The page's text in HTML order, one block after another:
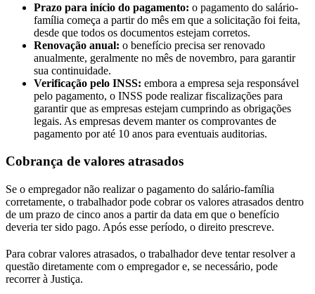
Prazo para início do pagamento: o pagamento do salário-
família começa a partir do mês em que a solicitação foi feita,
desde que todos os documentos estejam corretos.
Renovação anual: o benefício precisa ser renovado
anualmente, geralmente no mês de novembro, para garantir
sua continuidade.
Verificação pelo INSS: embora a empresa seja responsável
pelo pagamento, o INSS pode realizar fiscalizações para
garantir que as empresas estejam cumprindo as obrigações
legais. As empresas devem manter os comprovantes de
pagamento por até 10 anos para eventuais auditorias.
Cobrança de valores atrasados
Se o empregador não realizar o pagamento do salário-família
corretamente, o trabalhador pode cobrar os valores atrasados dentro
de um prazo de cinco anos a partir da data em que o benefício
deveria ter sido pago. Após esse período, o direito prescreve.
Para cobrar valores atrasados, o trabalhador deve tentar resolver a
questão diretamente com o empregador e, se necessário, pode
recorrer à Justiça.